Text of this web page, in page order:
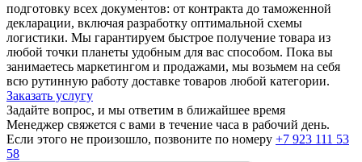
подготовку всех документов: от контракта до таможенной
декларации, включая разработку оптимальной схемы
логистики. Мы гарантируем быстрое получение товара из
любой точки планеты удобным для вас способом. Пока вы
занимаетесь маркетингом и продажами, мы возьмем на себя
всю рутинную работу доставке товаров любой категории.
Заказать услугу
Задайте вопрос, и мы ответим в ближайшее время
Менеджер свяжется с вами в течение часа в рабочий день.
Если этого не произошло, позвоните по номеру +7 923 111 53
58